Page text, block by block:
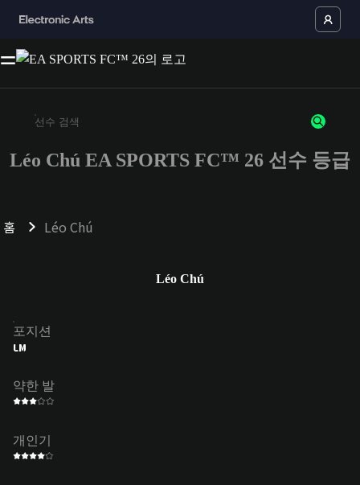
최소 3자 이상의 문자 또는 숫자를 입력하세요
Léo Chú EA SPORTS FC™ 26 선수 등급
홈 Léo Chú
Léo Chú
포지션
LM
약한 발
개인기